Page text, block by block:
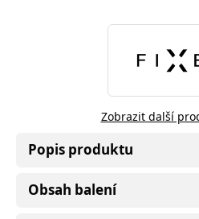
Zobrazit další
Popis produktu
Obsah balení